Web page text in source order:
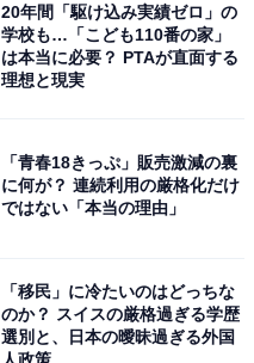
20年間「駆け込み実績ゼロ」の
学校も…「こども110番の家」
は本当に必要？ PTAが直面する
理想と現実
「青春18きっぷ」販売激減の裏
に何が？ 連続利用の厳格化だけ
ではない「本当の理由」
「移民」に冷たいのはどっちな
のか？ スイスの厳格過ぎる学歴
選別と、日本の曖昧過ぎる外国